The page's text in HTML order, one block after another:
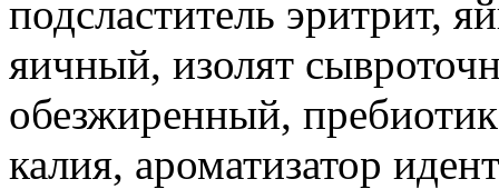
подсластитель эритрит,
яичный, изолят
обезжиренный,
калия, ароматизатор